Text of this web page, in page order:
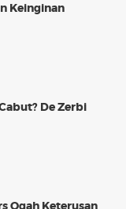
Keinginan
De Zerbi
Ogah Keterusan